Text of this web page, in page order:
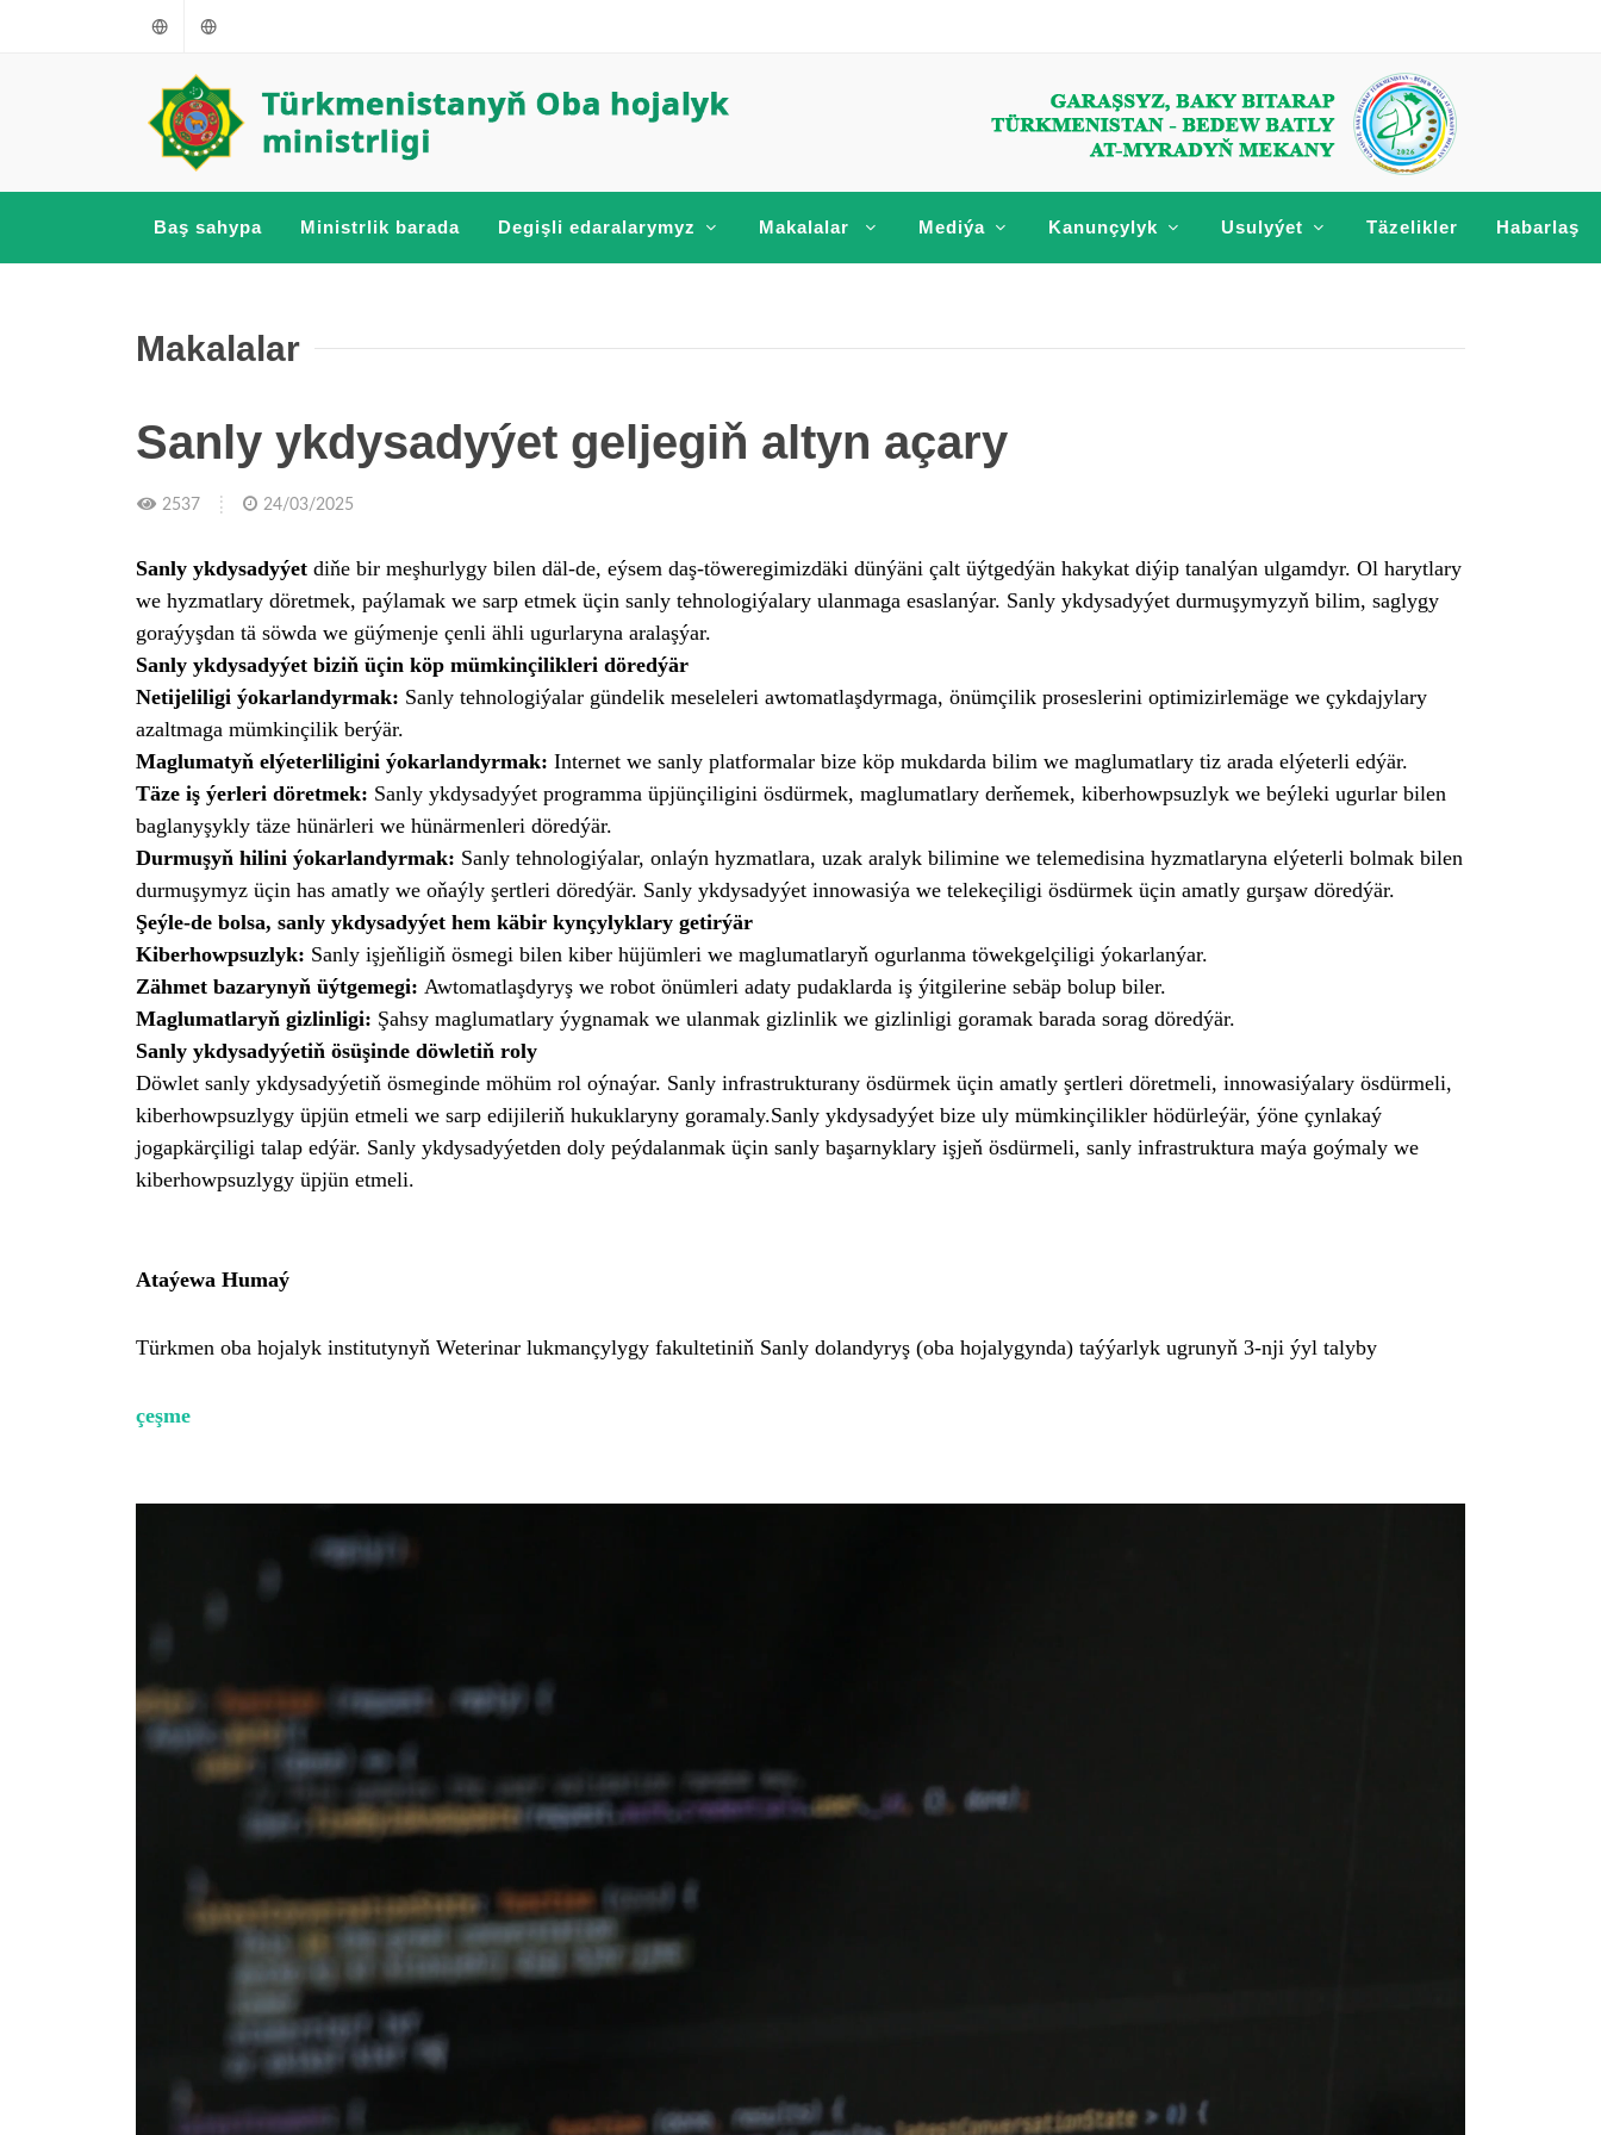
Türkmençe
Baş sahypa Ministrlik barada Degişli edaralarymyz Makalalar Mediýa Kanunçylyk Usulyýet Täzelikler Habarlaş
Makalalar
Sanly ykdysadyýet geljegiň altyn açary
2537 24/03/2025
Sanly ykdysadyýet diňe bir meşhurlygy bilen däl-de, eýsem daş-töweregimizdäki dünýäni çalt üýtgedýän hakykat diýip tanalýan ulgamdyr. Ol harytlary
we hyzmatlary döretmek, paýlamak we sarp etmek üçin sanly tehnologiýalary ulanmaga esaslanýar. Sanly ykdysadyýet durmuşymyzyň bilim, saglygy
goraýyşdan tä söwda we güýmenje çenli ähli ugurlaryna aralaşýar.
Sanly ykdysadyýet biziň üçin köp mümkinçilikleri döredýär
Netijeliligi ýokarlandyrmak: Sanly tehnologiýalar gündelik meseleleri awtomatlaşdyrmaga, önümçilik proseslerini optimizirlemäge we çykdajylary
azaltmaga mümkinçilik berýär.
Maglumatyň elýeterliligini ýokarlandyrmak: Internet we sanly platformalar bize köp mukdarda bilim we maglumatlary tiz arada elýeterli edýär.
Täze iş ýerleri döretmek: Sanly ykdysadyýet programma üpjünçiligini ösdürmek, maglumatlary derňemek, kiberhowpsuzlyk we beýleki ugurlar bilen
baglanyşykly täze hünärleri we hünärmenleri döredýär.
Durmuşyň hilini ýokarlandyrmak: Sanly tehnologiýalar, onlaýn hyzmatlara, uzak aralyk bilimine we telemedisina hyzmatlaryna elýeterli bolmak bilen
durmuşymyz üçin has amatly we oňaýly şertleri döredýär. Sanly ykdysadyýet innowasiýa we telekeçiligi ösdürmek üçin amatly gurşaw döredýär.
Şeýle-de bolsa, sanly ykdysadyýet hem käbir kynçylyklary getirýär
Kiberhowpsuzlyk: Sanly işjeňligiň ösmegi bilen kiber hüjümleri we maglumatlaryň ogurlanma töwekgelçiligi ýokarlanýar.
Zähmet bazarynyň üýtgemegi: Awtomatlaşdyryş we robot önümleri adaty pudaklarda iş ýitgilerine sebäp bolup biler.
Maglumatlaryň gizlinligi: Şahsy maglumatlary ýygnamak we ulanmak gizlinlik we gizlinligi goramak barada sorag döredýär.
Sanly ykdysadyýetiň ösüşinde döwletiň roly
Döwlet sanly ykdysadyýetiň ösmeginde möhüm rol oýnaýar. Sanly infrastrukturany ösdürmek üçin amatly şertleri döretmeli, innowasiýalary ösdürmeli,
kiberhowpsuzlygy üpjün etmeli we sarp edijileriň hukuklaryny goramaly.Sanly ykdysadyýet bize uly mümkinçilikler hödürleýär, ýöne çynlakaý
jogapkärçiligi talap edýär. Sanly ykdysadyýetden doly peýdalanmak üçin sanly başarnyklary işjeň ösdürmeli, sanly infrastruktura maýa goýmaly we
kiberhowpsuzlygy üpjün etmeli.
Ataýewa Humaý
Türkmen oba hojalyk institutynyň Weterinar lukmançylygy fakultetiniň Sanly dolandyryş (oba hojalygynda) taýýarlyk ugrunyň 3-nji ýyl talyby
çeşme